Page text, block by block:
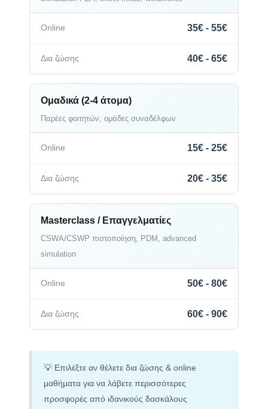
35€ - 55€
40€ - 65€
Ομαδικά (2-4 άτομα)
Παρέες φοιτητών, ομάδες συναδέλφων
15€ - 25€
20€ - 35€
Masterclass / Επαγγελματίες
CSWA/CSWP πιστοποίηση, PDM, advanced
simulation
50€ - 80€
60€ - 90€
💡 Επιλέξτε αν θέλετε δια ζώσης & online
μαθήματα για να λάβετε περισσότερες
προσφορές από ιδανικούς δασκάλους